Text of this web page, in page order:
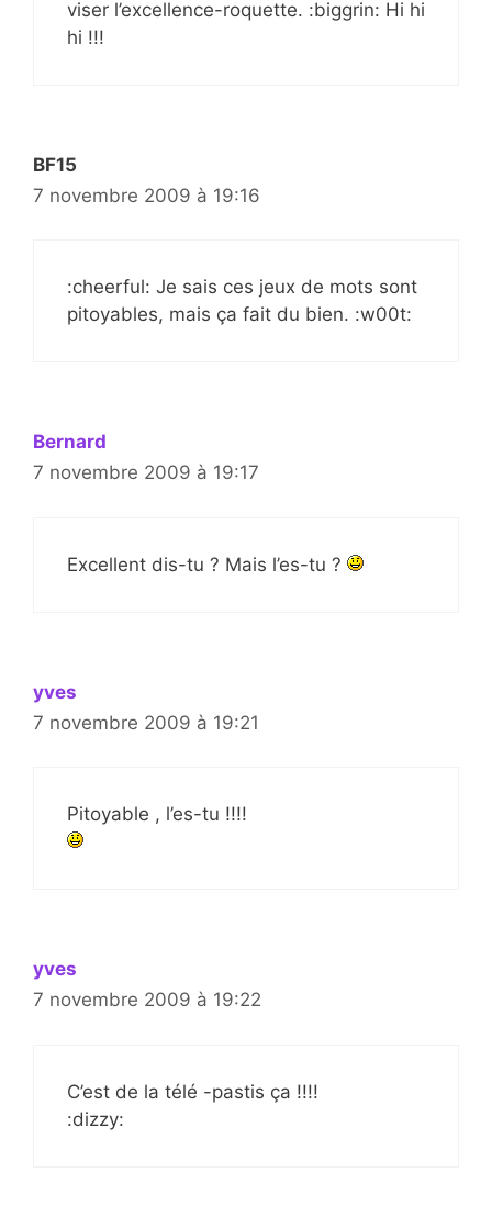
viser l’excellence-roquette. :biggrin: Hi hi
hi !!!
BF15
7 novembre 2009 à 19:16
:cheerful: Je sais ces jeux de mots sont
pitoyables, mais ça fait du bien. :w00t:
Bernard
7 novembre 2009 à 19:17
Excellent dis-tu ? Mais l’es-tu ?
yves
7 novembre 2009 à 19:21
Pitoyable , l’es-tu !!!!
yves
7 novembre 2009 à 19:22
C’est de la télé -pastis ça !!!!
:dizzy: